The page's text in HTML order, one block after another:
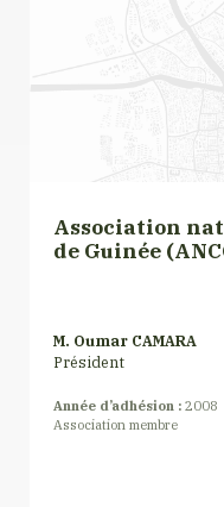
Association
de Guinée
M. Oumar CAMARA
Président
Année d’adhésion : 2008
Association membre